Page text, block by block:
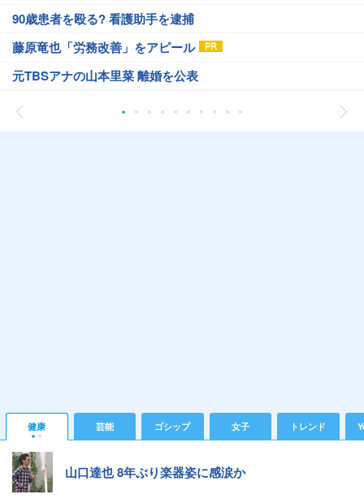
90歳患者を殴る? 看護助手を逮捕
藤原竜也「労務改善」をアピール
元TBSアナの山本里菜 離婚を公表
健康 芸能 ゴシップ 女子 トレンド
山口達也 8年ぶり楽器姿に感涙か